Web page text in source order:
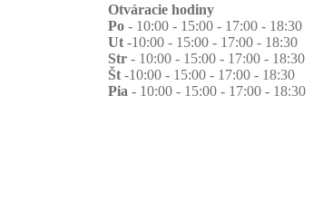
Otváracie hodiny
Po - 10:00 - 15:00 - 17:00 - 18:30
Ut -10:00 - 15:00 - 17:00 - 18:30
Str - 10:00 - 15:00 - 17:00 - 18:30
Št -10:00 - 15:00 - 17:00 - 18:30
Pia - 10:00 - 15:00 - 17:00 - 18:30